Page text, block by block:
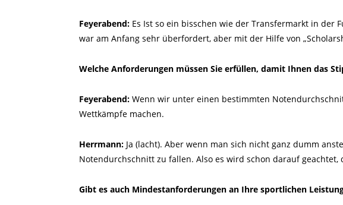
Feyerabend: Es Ist so ein bisschen wie der Transfermarkt in der
war am Anfang sehr überfordert, aber mit der Hilfe von
Welche Anforderungen müssen Sie erfüllen, damit Ihnen das
Feyerabend: Wenn wir unter einen bestimmten
Wettkämpfe machen.
Herrmann: Ja (lacht). Aber wenn man sich nicht ganz dumm
Notendurchschnitt zu fallen. Also es wird schon darauf geachtet,
Gibt es auch Mindestanforderungen an Ihre sportlichen